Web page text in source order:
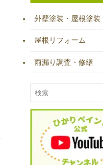
外壁塗装・屋根塗装
屋根リフォーム
雨漏り調査・修繕